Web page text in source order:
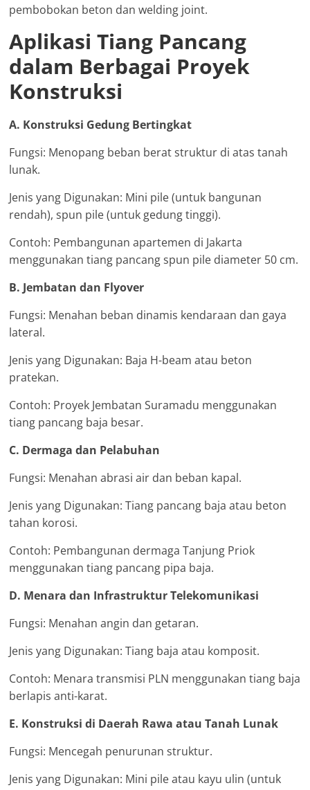
pembobokan beton dan welding joint.
Aplikasi Tiang Pancang
dalam Berbagai Proyek
Konstruksi
A. Konstruksi Gedung Bertingkat
Fungsi: Menopang beban berat struktur di atas tanah
lunak.
Jenis yang Digunakan: Mini pile (untuk bangunan
rendah), spun pile (untuk gedung tinggi).
Contoh: Pembangunan apartemen di Jakarta
menggunakan tiang pancang spun pile diameter 50 cm.
B. Jembatan dan Flyover
Fungsi: Menahan beban dinamis kendaraan dan gaya
lateral.
Jenis yang Digunakan: Baja H-beam atau beton
pratekan.
Contoh: Proyek Jembatan Suramadu menggunakan
tiang pancang baja besar.
C. Dermaga dan Pelabuhan
Fungsi: Menahan abrasi air dan beban kapal.
Jenis yang Digunakan: Tiang pancang baja atau beton
tahan korosi.
Contoh: Pembangunan dermaga Tanjung Priok
menggunakan tiang pancang pipa baja.
D. Menara dan Infrastruktur Telekomunikasi
Fungsi: Menahan angin dan getaran.
Jenis yang Digunakan: Tiang baja atau komposit.
Contoh: Menara transmisi PLN menggunakan tiang baja
berlapis anti-karat.
E. Konstruksi di Daerah Rawa atau Tanah Lunak
Fungsi: Mencegah penurunan struktur.
Jenis yang Digunakan: Mini pile atau kayu ulin (untuk